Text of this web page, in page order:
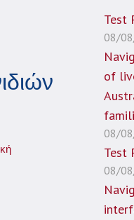
Test
08/
of
08/
Test
08/